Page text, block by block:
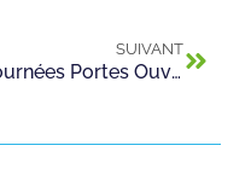
SUIVANT
Journées Portes Ouvertes 2020